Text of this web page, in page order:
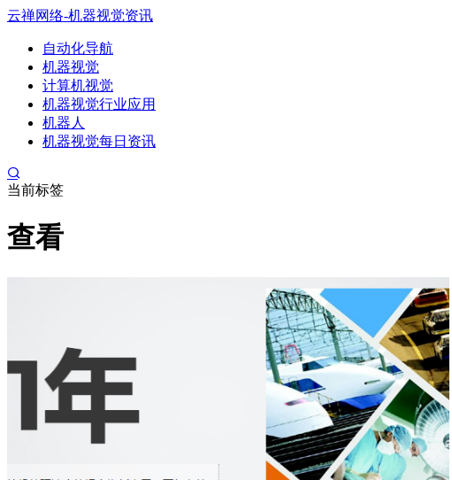
云禅网络-机器视觉资讯
自动化导航
机器视觉
计算机视觉
机器视觉行业应用
机器人
机器视觉每日资讯
当前标签
查看